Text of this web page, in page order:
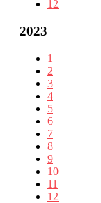
12
2023
1
2
3
4
5
6
7
8
9
10
11
12